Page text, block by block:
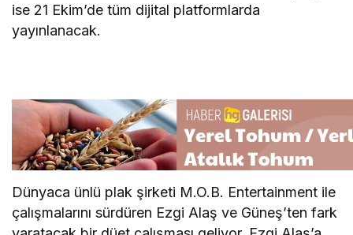
ise 21 Ekim’de tüm dijital platformlarda
yayınlanacak.
Dünyaca ünlü plak şirketi M.O.B. Entertainment ile
çalışmalarını sürdüren Ezgi Alaş ve Güneş’ten fark